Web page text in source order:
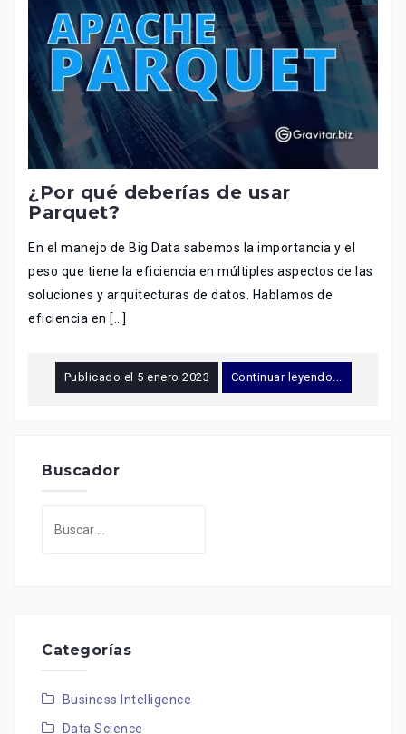
¿Por qué deberías de usar
Parquet?
En el manejo de Big Data sabemos la importancia y el
peso que tiene la eficiencia en múltiples aspectos de las
soluciones y arquitecturas de datos. Hablamos de
eficiencia en […]
Publicado el 5 enero 2023 Continuar leyendo...
Buscador
Categorías
Business Intelligence
Data Science